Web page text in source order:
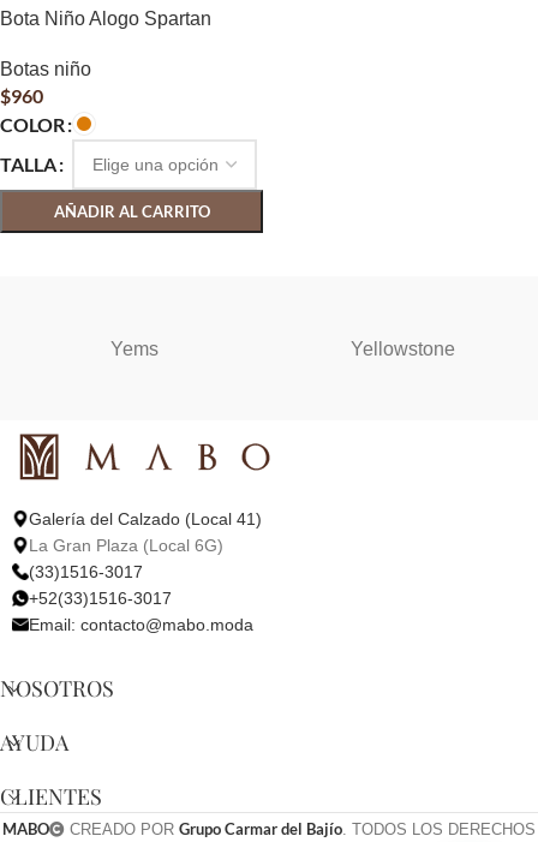
Bota Niño Alogo Spartan
Botas niño
$960
COLOR
TALLA
AÑADIR AL CARRITO
Yems Yellowstone
Galería del Calzado (Local 41)
La Gran Plaza (Local 6G)
(33)1516-3017
+52(33)1516-3017
Email: contacto@mabo.moda
NOSOTROS
AYUDA
CLIENTES
MABO CREADO POR Grupo Carmar del Bajío. TODOS LOS DERECHOS